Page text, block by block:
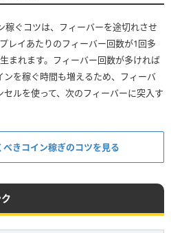
稼ぐコツは、フィーバーを途切れさせ
レイあたりのフィーバー回数が1回多
まれます。フィーバー回数が多ければ
を稼ぐ時間も増えるため、フィーバ
ルを使って、次のフィーバーに突入す
きコイン稼ぎのコツを見る